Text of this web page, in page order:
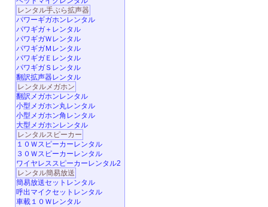
レンタル手ぶら拡声器
パワーギガホンレンタル
パワギガ＋レンタル
パワギガＷレンタル
パワギガＭレンタル
パワギガＥレンタル
パワギガＳレンタル
翻訳拡声器レンタル
レンタルメガホン
翻訳メガホンレンタル
小型メガホン丸レンタル
小型メガホン角レンタル
大型メガホンレンタル
レンタルスピーカー
１０Ｗスピーカーレンタル
３０Ｗスピーカーレンタル
ワイヤレススピーカーレンタル2
レンタル簡易放送
簡易放送セットレンタル
呼出マイクセットレンタル
車載１０Ｗレンタル